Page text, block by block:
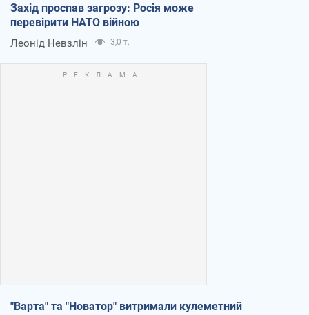
Захід проспав загрозу: Росія може
перевірити НАТО війною
Леонід Невзлін 3,0 т.
"Варта" та "Новатор" витримали кулеметний